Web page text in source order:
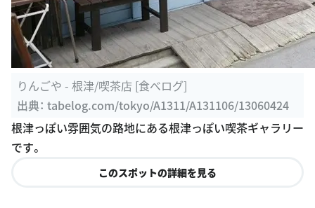
りんごや - 根津/喫茶店 [食べログ]
出典： tabelog.com/tokyo/A1311/A131106/13060424
根津っぽい雰囲気の路地にある根津っぽい喫茶ギャラリー
です。
このスポットの詳細を見る